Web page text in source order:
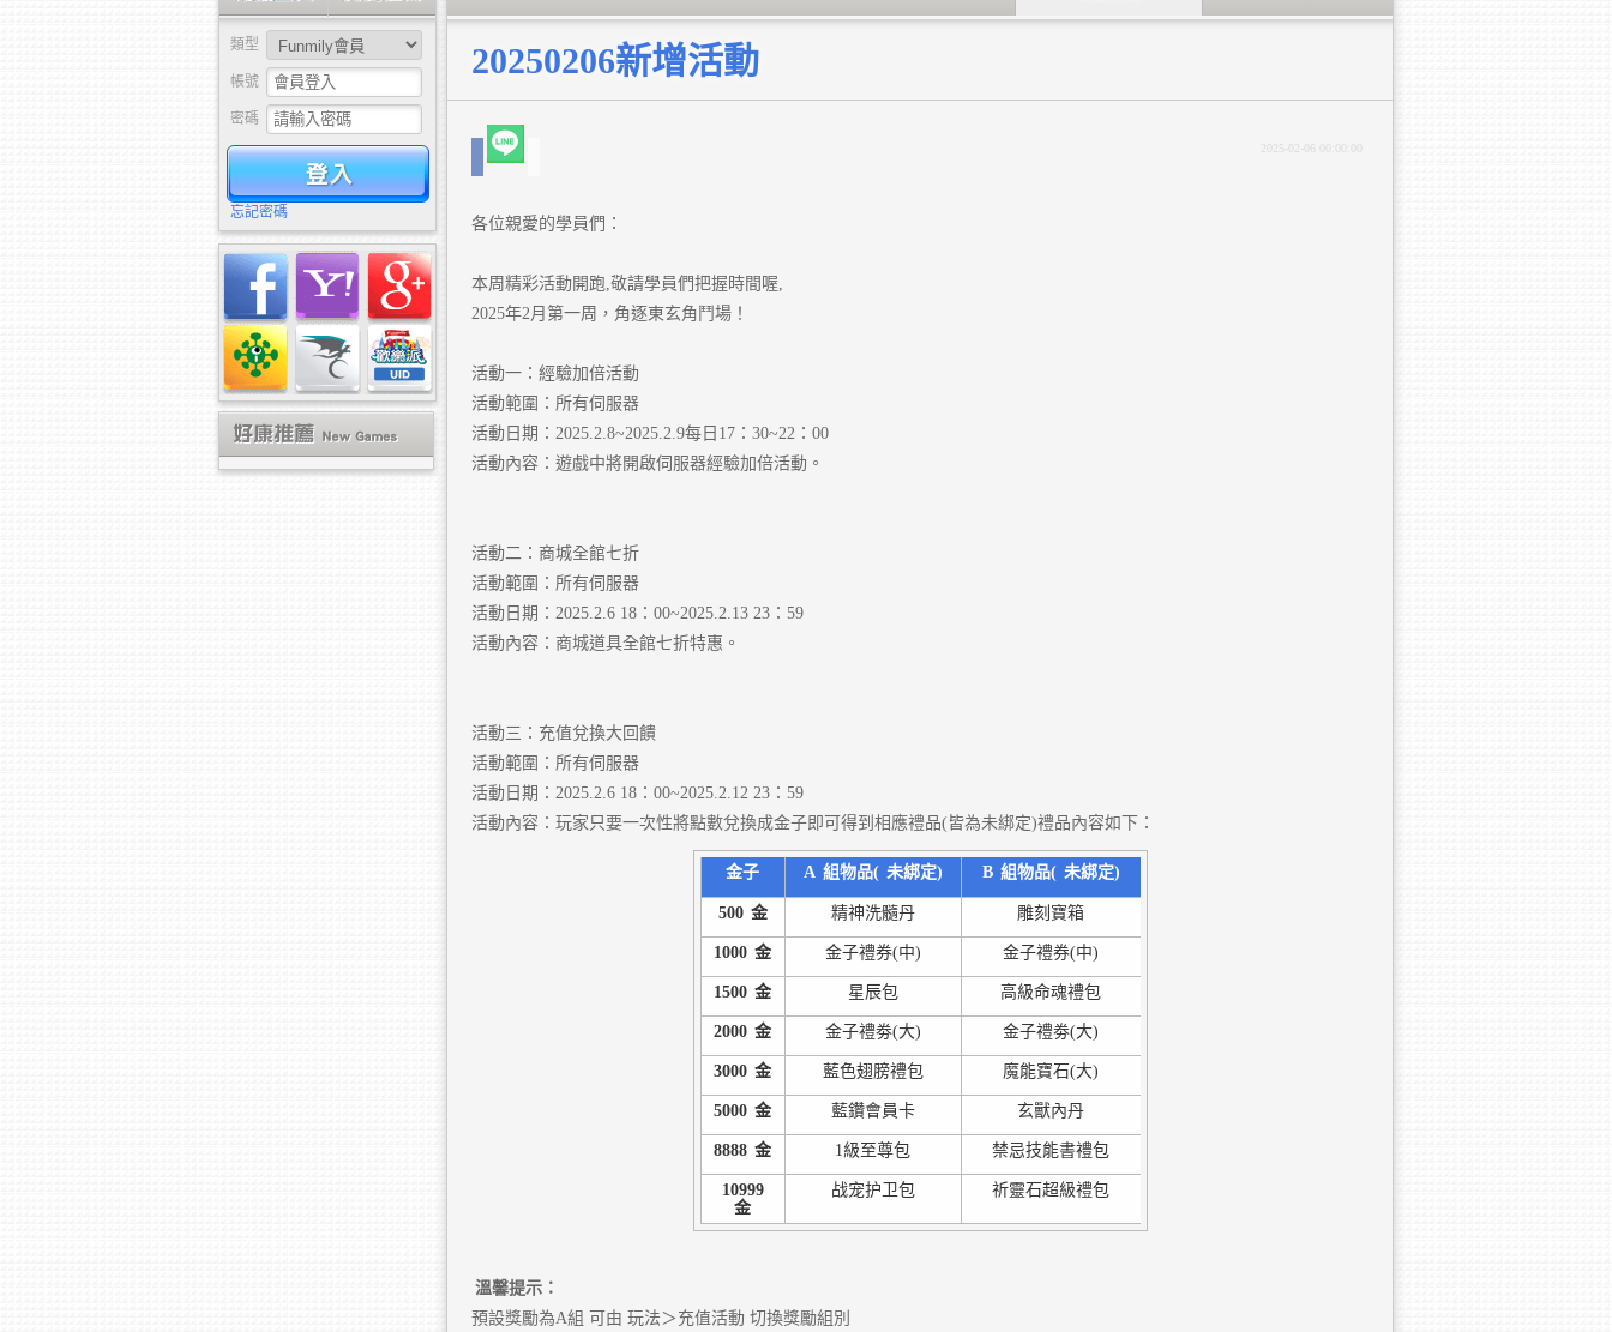
類型
帳號
密碼
驗證
忘記密碼
20250206新增活動
2025-02-06 00:00:00
各位親愛的學員們：
本周精彩活動開跑,敬請學員們把握時間喔,
2025年2月第一周，角逐東玄角鬥場！
活動一：經驗加倍活動
活動範圍：所有伺服器
活動日期：2025.2.8~2025.2.9每日17：30~22：00
活動內容：遊戲中將開啟伺服器經驗加倍活動。
活動二：商城全館七折
活動範圍：所有伺服器
活動日期：2025.2.6 18：00~2025.2.13 23：59
活動內容：商城道具全館七折特惠。
活動三：充值兌換大回饋
活動範圍：所有伺服器
活動日期：2025.2.6 18：00~2025.2.12 23：59
活動內容：玩家只要一次性將點數兌換成金子即可得到相應禮品(皆為未綁定)禮品內容如下：
金子 A 組物品( 未綁定) B 組物品( 未綁定)
500 金 精神洗髓丹 雕刻寶箱
1000 金 金子禮券(中) 金子禮券(中)
1500 金 星辰包 高級命魂禮包
2000 金 金子禮劵(大) 金子禮劵(大)
3000 金 藍色翅膀禮包 魔能寶石(大)
5000 金 藍鑽會員卡 玄獸內丹
8888 金 1級至尊包 禁忌技能書禮包
10999
金
战宠护卫包 祈靈石超級禮包
溫馨提示：
預設獎勵為A組 可由 玩法＞充值活動 切換獎勵組別